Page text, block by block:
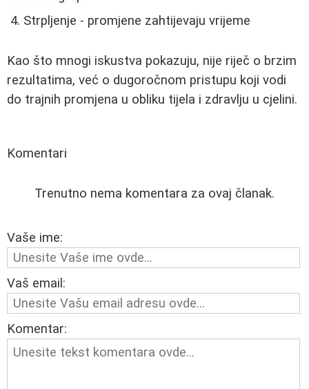
Strpljenje - promjene zahtijevaju vrijeme
Kao što mnogi iskustva pokazuju, nije riječ o brzim
rezultatima, već o dugoročnom pristupu koji vodi
do trajnih promjena u obliku tijela i zdravlju u cjelini.
Komentari
Trenutno nema komentara za ovaj članak.
Vaše ime:
Vaš email:
Komentar: